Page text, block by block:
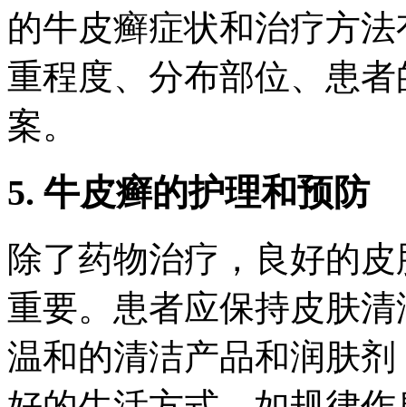
的牛皮癣症状和治疗方
重程度、分布部位、患
案。
5. 牛皮癣的护理和预防
除了药物治疗，良好的
重要。患者应保持皮肤
温和的清洁产品和润肤